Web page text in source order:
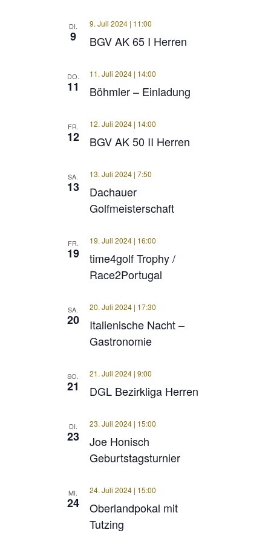
DI.
9 BGV AK 65 I Herren
9. Juli 2024 | 11:00
DO.
11 Böhmler – Einladung
11. Juli 2024 | 14:00
FR.
12 BGV AK 50 II Herren
12. Juli 2024 | 14:00
SA.
13
Dachauer
Golfmeisterschaft
13. Juli 2024 | 7:50
FR.
19
time4golf Trophy /
Race2Portugal
19. Juli 2024 | 16:00
SA.
20
Italienische Nacht –
Gastronomie
20. Juli 2024 | 17:30
SO.
21 DGL Bezirkliga Herren
21. Juli 2024 | 9:00
DI.
23
Joe Honisch
Geburtstagsturnier
23. Juli 2024 | 15:00
MI.
24
Oberlandpokal mit
Tutzing
24. Juli 2024 | 15:00